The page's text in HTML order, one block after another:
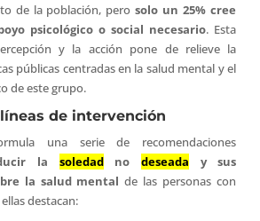
de la población, perosolo un 25% cree
psicológico o social necesario. Esta
y la acción pone de relieve la
públicas centradas en la salud mental y el
de este grupo.
de intervención
una serie de recomendaciones
la soledadno deseada y sus
la salud mentalde las personas con
destacan: